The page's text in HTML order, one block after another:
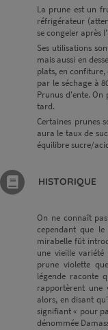
La prune est un
réfrigérateur
se congeler après
Ses utilisations
mais aussi en
plats, en confiture,
par le séchage à
Prunus d'ente.
tard.
Certaines prunes
aura le taux de
équilibre sucre/
HISTORIQUE
On ne connaît
cependant que
mirabelle fût
une vieille variété
prune violette
légende raconte
rapportèrent une
alors, en disant
signifiant « pour
dénommée